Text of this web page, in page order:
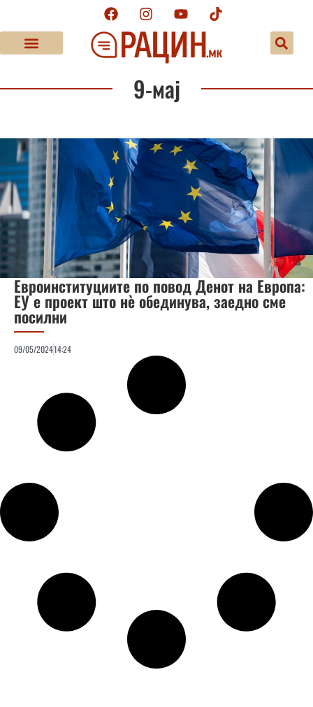
9-мај
Евроинституциите по повод Денот на Европа:
ЕУ е проект што нè обединува, заедно сме
посилни
09/05/202414:24